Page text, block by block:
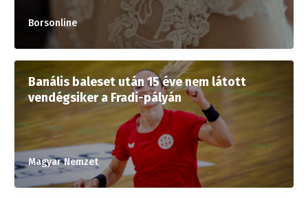
Borsonline
Banális baleset után 15 éve nem látott
vendégsiker a Fradi-pályán
Magyar Nemzet